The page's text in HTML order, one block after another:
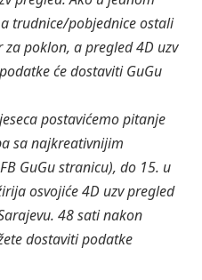
trudnice/pobjednice ostali
poklon, a pregled 4D uzv
će dostaviti GuGu
postavićemo pitanje
sa najkreativnijim
GuGu stranicu), do 15. u
osvojiće 4D uzv pregled
48 sati nakon
dostaviti podatke